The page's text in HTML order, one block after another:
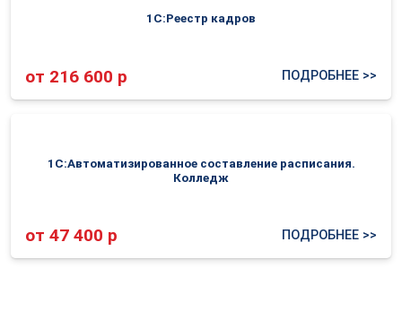
1С:Реестр кадров
от 216 600 р ПОДРОБНЕЕ >>
1С:Автоматизированное составление расписания.
Колледж
от 47 400 р ПОДРОБНЕЕ >>